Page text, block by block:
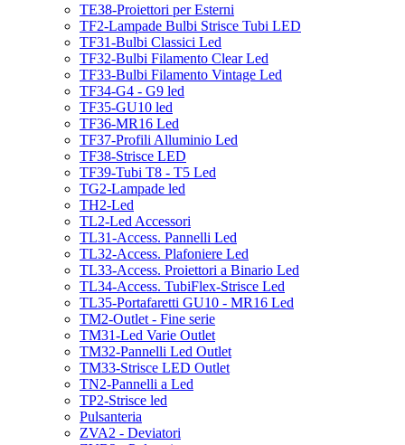
TE38-Proiettori per Esterni
TF2-Lampade Bulbi Strisce Tubi LED
TF31-Bulbi Classici Led
TF32-Bulbi Filamento Clear Led
TF33-Bulbi Filamento Vintage Led
TF34-G4 - G9 led
TF35-GU10 led
TF36-MR16 Led
TF37-Profili Alluminio Led
TF38-Strisce LED
TF39-Tubi T8 - T5 Led
TG2-Lampade led
TH2-Led
TL2-Led Accessori
TL31-Access. Pannelli Led
TL32-Access. Plafoniere Led
TL33-Access. Proiettori a Binario Led
TL34-Access. TubiFlex-Strisce Led
TL35-Portafaretti GU10 - MR16 Led
TM2-Outlet - Fine serie
TM31-Led Varie Outlet
TM32-Pannelli Led Outlet
TM33-Strisce LED Outlet
TN2-Pannelli a Led
TP2-Strisce led
Pulsanteria
ZVA2 - Deviatori